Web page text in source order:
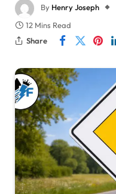
By Henry Joseph
12 Mins Read
Share